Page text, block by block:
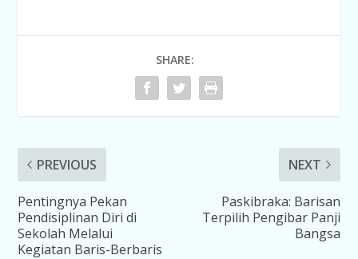
SHARE:
PREVIOUS
Pentingnya Pekan
Pendisiplinan Diri di
Sekolah Melalui
Kegiatan Baris-Berbaris
NEXT
Paskibraka: Barisan
Terpilih Pengibar Panji
Bangsa